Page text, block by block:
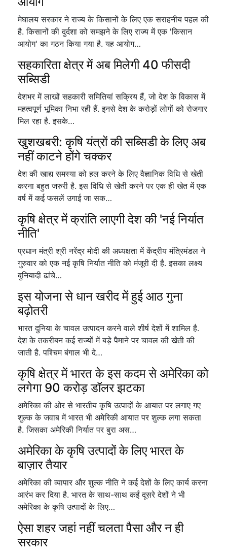
मेघालय सरकार ने राज्य के किसानों के लिए एक सराहनीय पहल की
है. किसानों की दुर्दशा को समझने के लिए राज्य में एक 'किसान
आयोग' का गठन किया गया है. यह आयोग…
सहकारिता क्षेत्र में अब मिलेगी 40 फीसदी
सब्सिडी
देशभर में लाखों सहकारी समितियां सक्रिय हैं, जो देश के विकास में
महत्वपूर्ण भूमिका निभा रही हैं. इनसे देश के करोड़ों लोगों को रोजगार
मिल रहा है. इसके…
खुशखबरी: कृषि यंत्रों की सब्सिडी के लिए अब
नहीं काटने होंगे चक्कर
देश की खाद्य समस्या को हल करने के लिए वैज्ञानिक विधि से खेती
करना बहुत जरुरी है. इस विधि से खेती करने पर एक ही खेत में एक
वर्ष में कई फसलें उगाई जा सक…
कृषि क्षेत्र में क्रांति लाएगी देश की 'नई निर्यात
नीति'
प्रधान मंत्री श्री नरेंद्र मोदी की अध्यक्षता में केंद्रीय मंत्रिमंडल ने
गुरुवार को एक नई कृषि निर्यात नीति को मंजूरी दी है. इसका लक्ष्य
बुनियादी ढांचे…
इस योजना से धान खरीद में हुई आठ गुना
बढ़ोतरी
भारत दुनिया के चावल उत्पादन करने वाले शीर्ष देशों में शामिल है.
देश के तकरीबन कई राज्यों में बड़े पैमाने पर चावल की खेती की
जाती है. पश्चिम बंगाल भी दे…
कृषि क्षेत्र में भारत के इस कदम से अमेरिका को
लगेगा 90 करोड़ डॉलर झटका
अमेरिका की ओर से भारतीय कृषि उत्पादों के आयात पर लगाए गए
शुल्क के जवाब में भारत भी अमेरिकी आयात पर शुल्क लगा सकता
है. जिसका अमेरिकी निर्यात पर बुरा अस…
अमेरिका के कृषि उत्पादों के लिए भारत के
बाज़ार तैयार
अमेरिका की व्यापार और शुल्क नीति ने कई देशों के लिए कार्य करना
आरंभ कर दिया है. भारत के साथ-साथ कईं दूसरे देशों ने भी
अमेरिका के कृषि उत्पादों के लिए…
ऐसा शहर जहां नहीं चलता पैसा और न ही
सरकार